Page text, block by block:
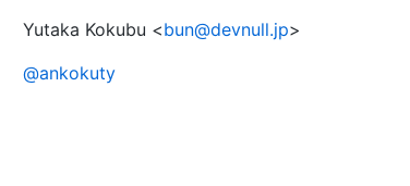
Yutaka Kokubu <bun@devnull.jp>
@ankokuty